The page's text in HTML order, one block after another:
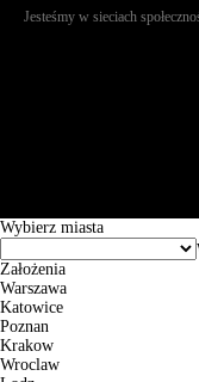
Jesteśmy w sieciach
Wybierz miasta
Założenia
Warszawa
Katowice
Poznan
Krakow
Wroclaw